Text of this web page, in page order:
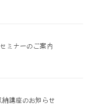
ミナーのご案内
講座のお知らせ